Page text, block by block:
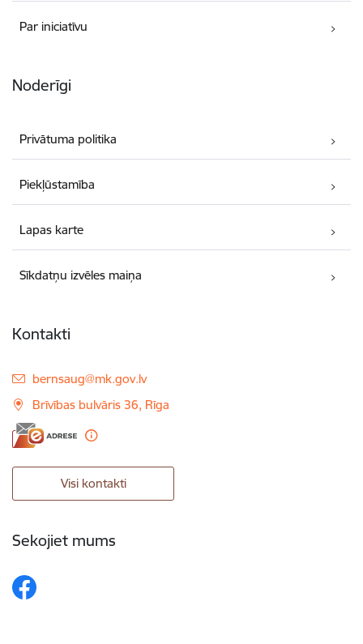
Par iniciatīvu
Noderīgi
Privātuma politika
Piekļūstamība
Lapas karte
Sīkdatņu izvēles maiņa
Kontakti
E-pasts:
bernsaug@mk.gov.lv
Brīvības bulvāris 36, Rīga
Visi kontakti
Sekojiet mums